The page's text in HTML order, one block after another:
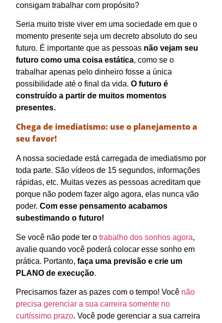
consigam trabalhar com propósito?
Seria muito triste viver em uma sociedade em que o
momento presente seja um decreto absoluto do seu
futuro. É importante que as pessoas não vejam seu
futuro como uma coisa estática, como se o
trabalhar apenas pelo dinheiro fosse a única
possibilidade até o final da vida. O futuro é
construído a partir de muitos momentos
presentes.
Chega de imediatismo: use o planejamento a
seu favor!
A nossa sociedade está carregada de imediatismo por
toda parte. São vídeos de 15 segundos, informações
rápidas, etc. Muitas vezes as pessoas acreditam que
porque não podem fazer algo agora, elas nunca vão
poder. Com esse pensamento acabamos
subestimando o futuro!
Se você não pode ter o trabalho dos sonhos agora,
avalie quando você poderá colocar esse sonho em
prática. Portanto, faça uma previsão e crie um
PLANO de execução.
Precisamos fazer as pazes com o tempo! Você não
precisa gerenciar a sua carreira somente no
curtíssimo prazo. Você pode gerenciar a sua carreira